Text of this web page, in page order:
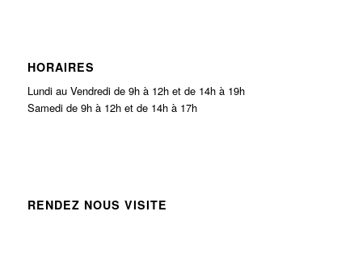
HORAIRES
Lundi au Vendredi de 9h à 12h et de 14h à 19h
Samedi de 9h à 12h et de 14h à 17h
RENDEZ NOUS VISITE